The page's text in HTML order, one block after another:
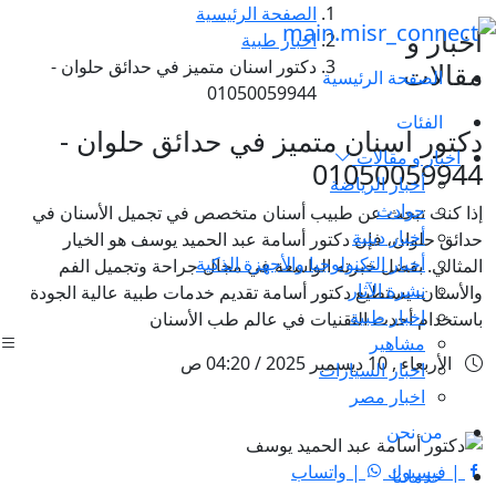
الصفحة الرئيسية
الفئات
اخبار و مقالات
أخبار الرياضة
حوادث
أخبار دينية
أخبار التكنولوجيا والأجهزة الذكية
نشرة الآثار
اخبار طبية
مشاهير
اخبار السيارات
اخبار مصر
من نحن
خدماتنا
اخبار و
مقالات
الصفحة الرئيسية
اخبار طبية
دكتور اسنان متميز في حدائق حلوان -
01050059944
دكتور اسنان متميز في حدائق حلوان -
01050059944
إذا كنت تبحث عن طبيب أسنان متخصص في تجميل الأسنان في
حدائق حلوان، فإن دكتور أسامة عبد الحميد يوسف هو الخيار
المثالي. بفضل خبرته الواسعة في مجال جراحة وتجميل الفم
والأسنان، يستطيع دكتور أسامة تقديم خدمات طبية عالية الجودة
باستخدام أحدث التقنيات في عالم طب الأسنان
الأربعاء , 10 ديسمبر 2025 / 04:20 ص
| فيسبوك | واتساب